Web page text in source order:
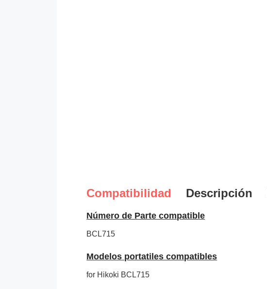
Compatibilidad Descripción
Número de Parte compatible
BCL715
Modelos portatiles compatibles
for Hikoki BCL715